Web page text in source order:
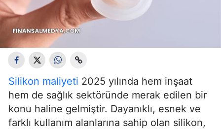
Silikon maliyeti 2025 yılında hem inşaat
hem de sağlık sektöründe merak edilen bir
konu haline gelmiştir. Dayanıklı, esnek ve
farklı kullanım alanlarına sahip olan silikon,